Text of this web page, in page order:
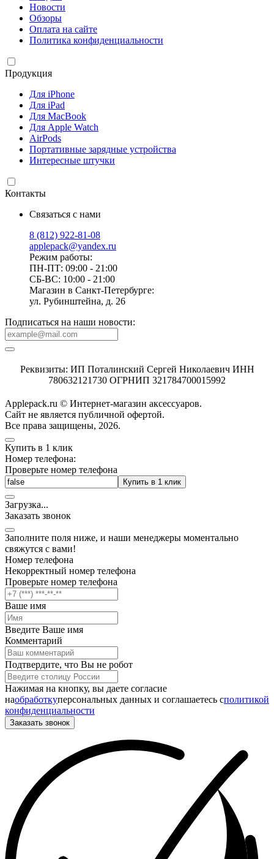
Новости
Обзоры
Оплата на сайте
Политика конфиденциальности
Продукция
Для iPhone
Для iPad
Для MacBook
Для Apple Watch
AirPods
Портативные зарядные устройства
Интересные штучки
Контакты
Связаться с нами
8 (812) 922-81-08
applepack@yandex.ru
Режим работы:
ПН-ПТ: 09:00 - 21:00
СБ-ВС: 10:00 - 21:00
Магазин в Санкт-Петербурге:
ул. Рубинштейна, д. 26
Подписаться на наши новости:
Реквизиты: ИП Поталинский Сергей Николаевич ИНН
780632121730 ОГРНИП 321784700015992
Applepack.ru © Интернет-магазин аксессуаров.
Cайт не является публичной офертой.
Все права защищены, 2026.
Купить в 1 клик
Номер телефона:
Проверьте номер телефона
Купить в 1 клик
Загрузка...
Заказать звонок
Заполните поля ниже, и наши менеджеры моментально
свяжутся с вами!
Номер телефона
Некорректный номер телефона
Проверьте номер телефона
Ваше имя
Введите Ваше имя
Комментарий
Подтвердите, что Вы не робот
Нажимая на кнопку, вы даете согласие
наобработкуперсональных данных и соглашаетесь cполитикой
конфиденциальности
Заказать звонок